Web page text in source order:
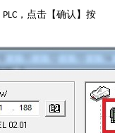
PLC ，点击【确认】按